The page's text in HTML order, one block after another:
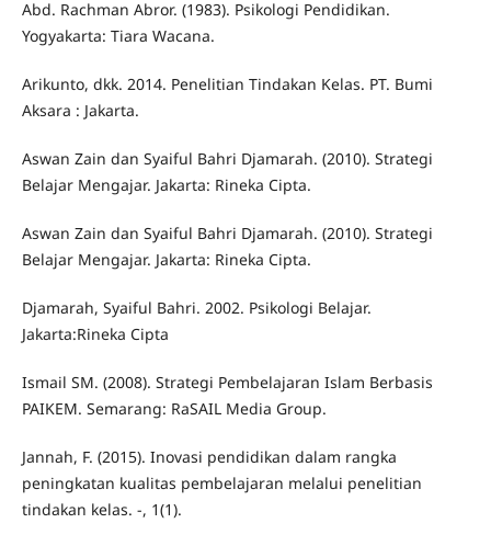
Abd. Rachman Abror. (1983). Psikologi Pendidikan.
Yogyakarta: Tiara Wacana.
Arikunto, dkk. 2014. Penelitian Tindakan Kelas. PT. Bumi
Aksara : Jakarta.
Aswan Zain dan Syaiful Bahri Djamarah. (2010). Strategi
Belajar Mengajar. Jakarta: Rineka Cipta.
Aswan Zain dan Syaiful Bahri Djamarah. (2010). Strategi
Belajar Mengajar. Jakarta: Rineka Cipta.
Djamarah, Syaiful Bahri. 2002. Psikologi Belajar.
Jakarta:Rineka Cipta
Ismail SM. (2008). Strategi Pembelajaran Islam Berbasis
PAIKEM. Semarang: RaSAIL Media Group.
Jannah, F. (2015). Inovasi pendidikan dalam rangka
peningkatan kualitas pembelajaran melalui penelitian
tindakan kelas. -, 1(1).